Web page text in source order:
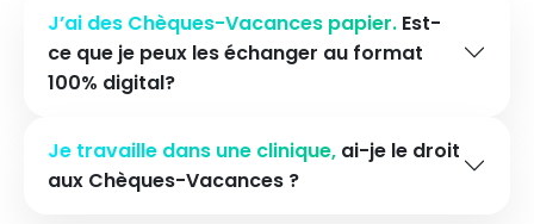
J’ai des Chèques-Vacances papier. Est-
ce que je peux les échanger au format
100% digital?
Je travaille dans une clinique, ai-je le droit
aux Chèques-Vacances ?